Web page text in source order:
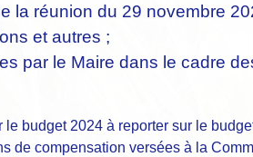
réunion du 29 novembre
et autres ;
le Maire dans le cadre
budget 2024 à reporter sur le
de compensation versées à la